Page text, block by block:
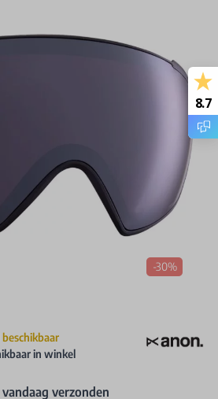
-30%
beschikbaar
in winkel
verzonden
8.7